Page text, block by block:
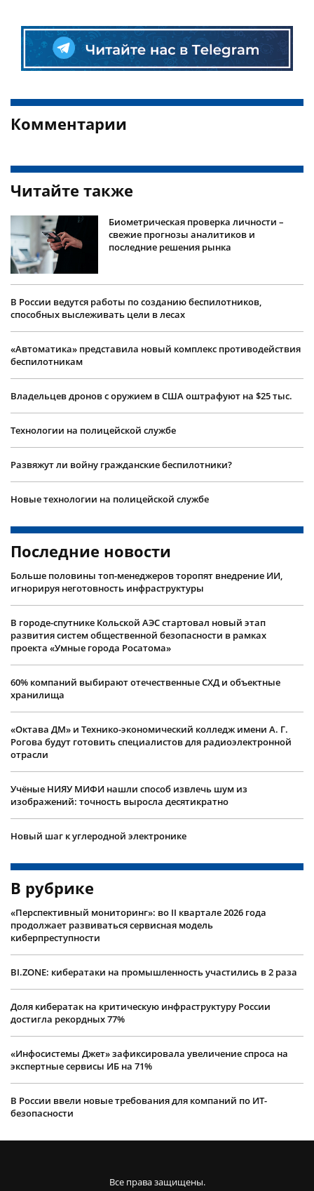
Комментарии
Читайте также
Биометрическая проверка личности –
свежие прогнозы аналитиков и
последние решения рынка
В России ведутся работы по созданию беспилотников,
способных выслеживать цели в лесах
«Автоматика» представила новый комплекс противодействия
беспилотникам
Владельцев дронов с оружием в США оштрафуют на $25 тыс.
Технологии на полицейской службе
Развяжут ли войну гражданские беспилотники?
Новые технологии на полицейской службе
Последние новости
Больше половины топ-менеджеров торопят внедрение ИИ,
игнорируя неготовность инфраструктуры
В городе-спутнике Кольской АЭС стартовал новый этап
развития систем общественной безопасности в рамках
проекта «Умные города Росатома»
60% компаний выбирают отечественные СХД и объектные
хранилища
«Октава ДМ» и Технико-экономический колледж имени А. Г.
Рогова будут готовить специалистов для радиоэлектронной
отрасли
Учëные НИЯУ МИФИ нашли способ извлечь шум из
изображений: точность выросла десятикратно
Новый шаг к углеродной электронике
В рубрике
«Перспективный мониторинг»: во II квартале 2026 года
продолжает развиваться сервисная модель
киберпреступности
BI.ZONE: кибератаки на промышленность участились в 2 раза
Доля кибератак на критическую инфраструктуру России
достигла рекордных 77%
«Инфосистемы Джет» зафиксировала увеличение спроса на
экспертные сервисы ИБ на 71%
В России ввели новые требования для компаний по ИТ-
безопасности
Все права защищены.